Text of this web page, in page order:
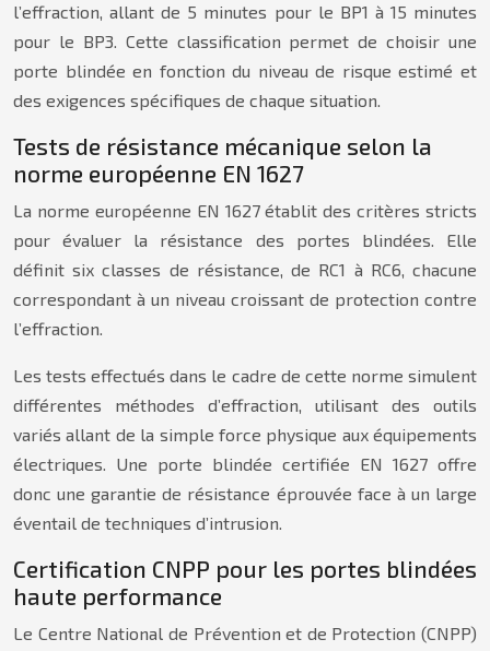
l’effraction, allant de 5 minutes pour le BP1 à 15 minutes
pour le BP3. Cette classification permet de choisir une
porte blindée en fonction du niveau de risque estimé et
des exigences spécifiques de chaque situation.
Tests de résistance mécanique selon la
norme européenne EN 1627
La norme européenne EN 1627 établit des critères stricts
pour évaluer la résistance des portes blindées. Elle
définit six classes de résistance, de RC1 à RC6, chacune
correspondant à un niveau croissant de protection contre
l’effraction.
Les tests effectués dans le cadre de cette norme simulent
différentes méthodes d’effraction, utilisant des outils
variés allant de la simple force physique aux équipements
électriques. Une porte blindée certifiée EN 1627 offre
donc une garantie de résistance éprouvée face à un large
éventail de techniques d’intrusion.
Certification CNPP pour les portes blindées
haute performance
Le Centre National de Prévention et de Protection (CNPP)